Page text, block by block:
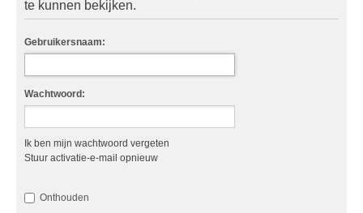
te kunnen bekijken.
Gebruikersnaam:
Wachtwoord:
Ik ben mijn wachtwoord vergeten
Stuur activatie-e-mail opnieuw
Onthouden